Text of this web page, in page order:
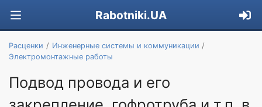
Rabotniki.UA
Расценки
Инженерные системы и коммуникации
Электромонтажные работы
Подвод провода и его